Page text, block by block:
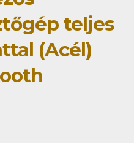
teljes
(Acél)